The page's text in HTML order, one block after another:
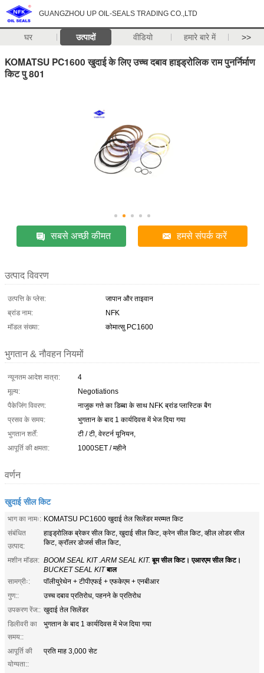
GUANGZHOU UP OIL-SEALS TRADING CO.,LTD
घर उत्पादों वीडियो हमारे बारे में >>
KOMATSU PC1600 खुदाई के लिए उच्च दबाव हाइड्रोलिक राम पुनर्निर्माण
किट पु 801
सबसे अच्छी कीमत हमसे संपर्क करें
उत्पाद विवरण
उत्पत्ति के प्लेस:
जापान और ताइवान
ब्रांड नाम:
NFK
मॉडल संख्या:
कोमात्सु PC1600
भुगतान & नौवहन नियमों
न्यूनतम आदेश मात्रा:
4
मूल्य:
Negotiations
पैकेजिंग विवरण:
नाजुक गत्ते का डिब्बा के साथ NFK ब्रांड प्लास्टिक बैग
प्रसव के समय:
भुगतान के बाद 1 कार्यदिवस में भेज दिया गया
भुगतान शर्तें:
टी / टी, वेस्टर्न यूनियन,
आपूर्ति की क्षमता:
1000SET / महीने
वर्णन
खुदाई सील किट
भाग का नामः: KOMATSU PC1600 खुदाई तेल सिलेंडर मरम्मत किट
संबंधित
उत्पाद:
हाइड्रोलिक ब्रेकर सील किट, खुदाई सील किट, क्रेन सील किट, व्हील लोडर सील
किट, क्रॉलर डोजर्स सील किट,
मशीन मॉडल: BOOM SEAL KIT .ARM SEAL KIT. बूम सील किट। एआरएम सील किट।
BUCKET SEAL KIT बाल
सामग्रीः:
पॉलीयुरेथेन + टीपीएफई + एफकेएम + एनबीआर
गुण::
उच्च दबाव प्रतिरोध, पहनने के प्रतिरोध
उपकरण रेंज:: खुदाई तेल सिलेंडर
डिलीवरी का
समय::
भुगतान के बाद 1 कार्यदिवस में भेज दिया गया
आपूर्ति की
योग्यता::
प्रति माह 3,000 सेट